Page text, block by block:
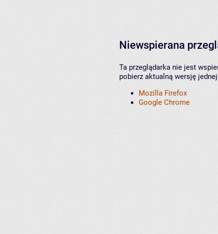
Niewspierana
Ta przeglądarka nie jest
pobierz aktualną wersję
Mozilla Firefox
Google Chrome